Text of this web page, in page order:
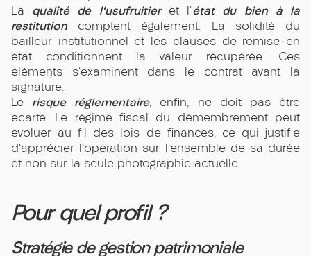
La qualité de l'usufruitieret l'état du bien à la
restitutioncomptent également. La solidité du
bailleur institutionnel et les clauses de remise en
état conditionnent la valeur récupérée. Ces
éléments s'examinent dans le contrat avant la
signature.
Le risque réglementaire, enfin, ne doit pas être
écarté. Le régime fiscal du démembrement peut
évoluer au fil des lois de finances, ce qui justifie
d'apprécier l'opération sur l'ensemble de sa durée
et non sur la seule photographie actuelle.
Pour quel profil ?
Stratégie de gestion patrimoniale